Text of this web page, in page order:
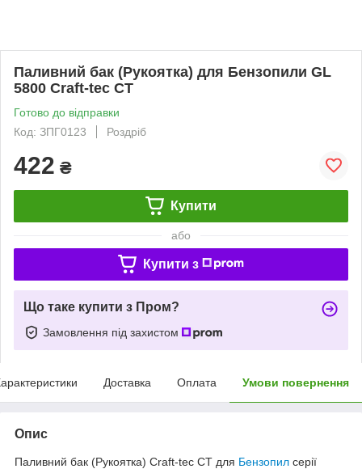
Паливний бак (Рукоятка) для Бензопили GL
5800 Craft-tec CT
Готово до відправки
Код: ЗПГ0123
Роздріб
422 ₴
Купити
або
Купити з
Що таке купити з Пром?
Замовлення під захистом
Доставка Оплата Умови повернення
Опис
Паливний бак (Рукоятка) Craft-tec CT для Бензопил серії